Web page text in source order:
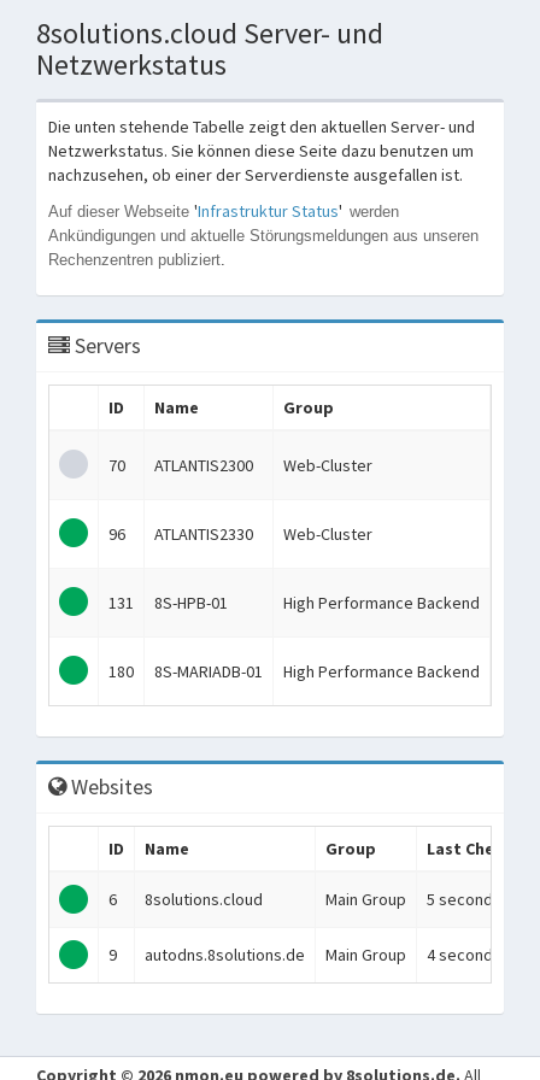
8solutions.cloud Server- und
Netzwerkstatus
Die unten stehende Tabelle zeigt den aktuellen Server- und
Netzwerkstatus. Sie können diese Seite dazu benutzen um
nachzusehen, ob einer der Serverdienste ausgefallen ist.
Auf dieser Webseite 'Infrastruktur Status' werden
Ankündigungen und aktuelle Störungsmeldungen aus unseren
Rechenzentren publiziert.
Servers
ID Name Group
70 ATLANTIS2300 Web-Cluster
96 ATLANTIS2330 Web-Cluster
131 8S-HPB-01 High Performance Backend
180 8S-MARIADB-01 High Performance Backend
Websites
ID Name Group Last Checked
6 8solutions.cloud Main Group 5 seconds ago
9 autodns.8solutions.de Main Group 4 seconds ago
Copyright © 2026 nmon.eu powered by 8solutions.de. All